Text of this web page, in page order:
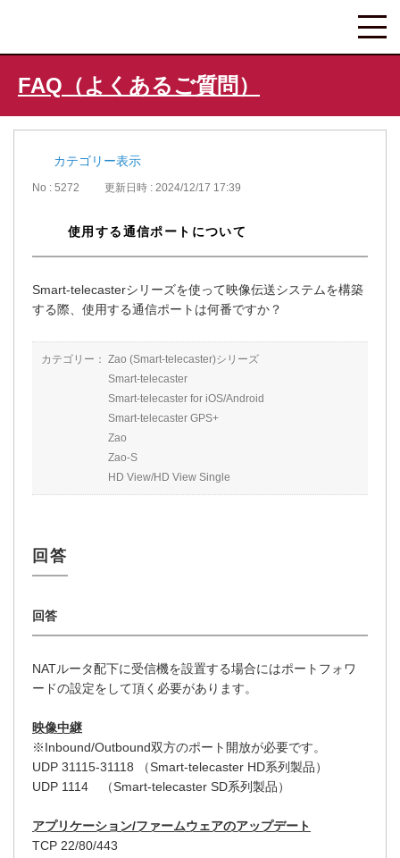
FAQ（よくあるご質問）
カテゴリー表示
No : 5272 更新日時 : 2024/12/17 17:39
使用する通信ポートについて
Smart-telecasterシリーズを使って映像伝送システムを構築
する際、使用する通信ポートは何番ですか？
カテゴリー： Zao (Smart-telecaster)シリーズ
Smart-telecaster
Smart-telecaster for iOS/Android
Smart-telecaster GPS+
Zao
Zao-S
HD View/HD View Single
NATルータ配下に受信機を設置する場合にはポートフォワ
ードの設定をして頂く必要があります。
映像中継
※Inbound/Outbound双方のポート開放が必要です。
UDP 31115-31118 （Smart-telecaster HD系列製品）
UDP 1114 （Smart-telecaster SD系列製品）
アプリケーション/ファームウェアのアップデート
TCP 22/80/443